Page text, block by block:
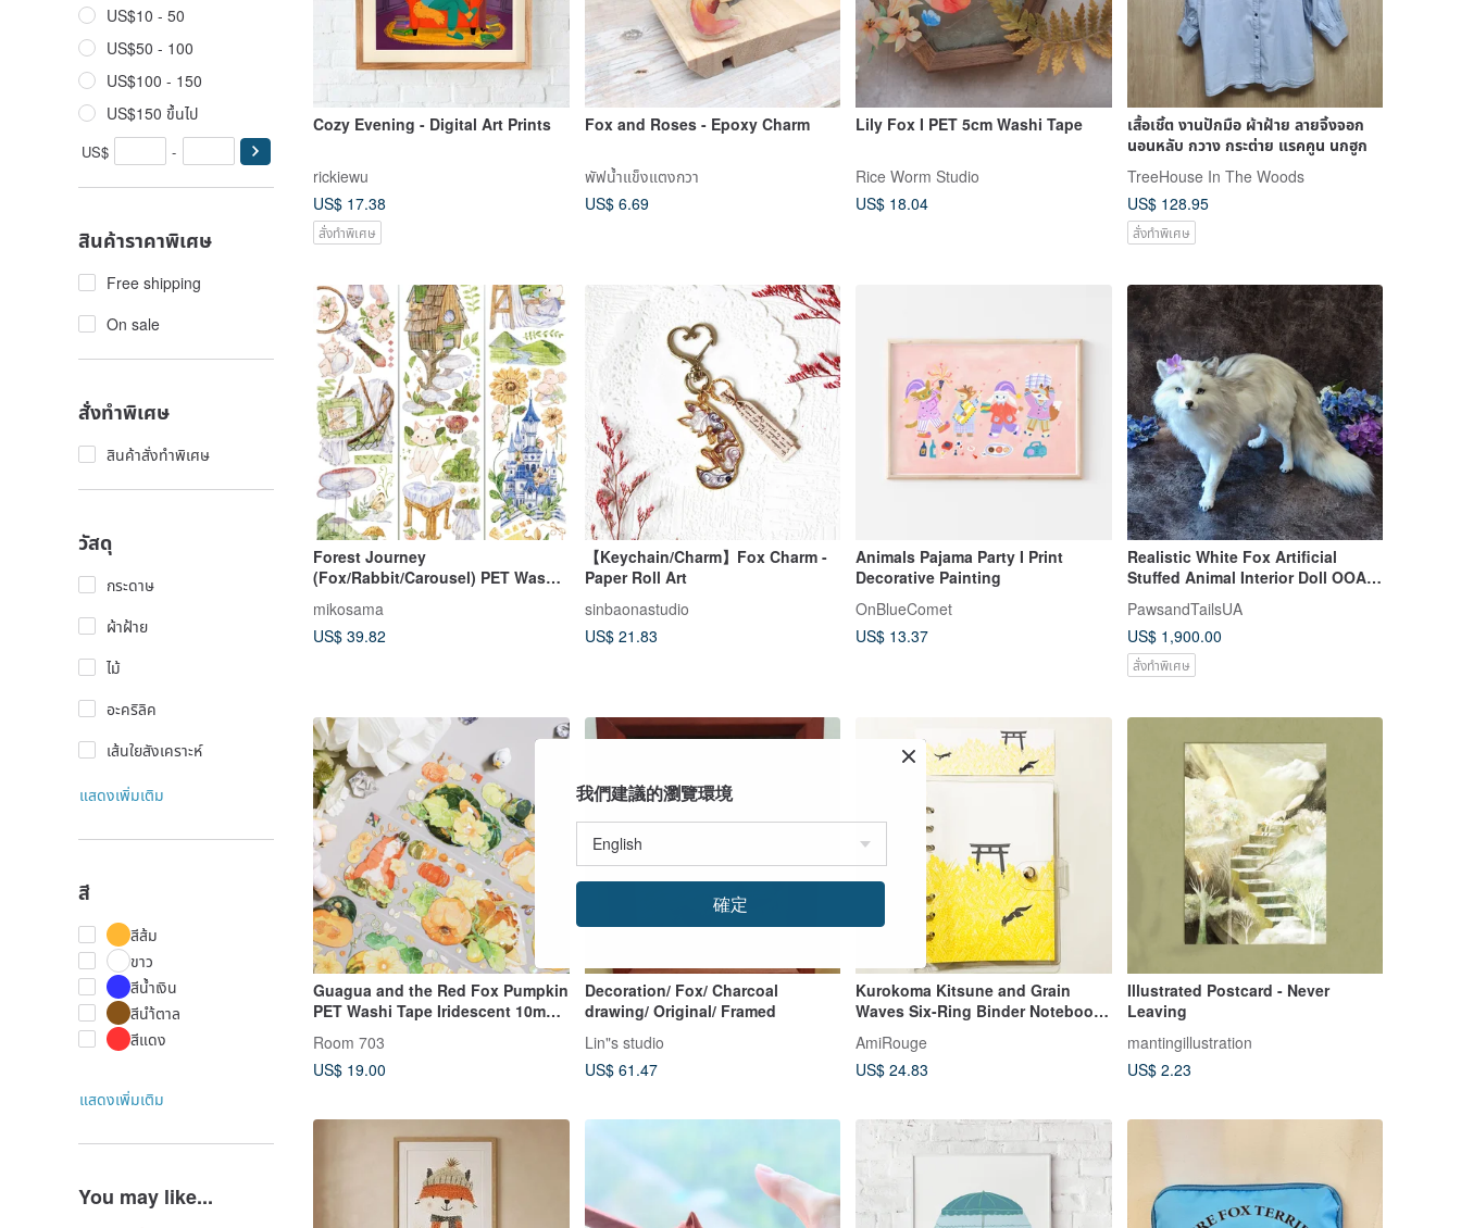
US$10 - 50
US$50 - 100
US$100 - 150
US$150 ขึ้นไป
US$ -
สินค้าราคาพิเศษ
Free shipping
On sale
สั่งทำพิเศษ
สินค้าสั่งทำพิเศษ
วัสดุ
กระดาษ
ผ้าฝ้าย
ไม้
อะคริลิค
เส้นใยสังเคราะห์
แสดงเพิ่มเติม
สี
สีส้ม
ขาว
สีน้ำเงิน
สีนำ้ตาล
สีแดง
แสดงเพิ่มเติม
You may like...
Cozy Evening - Digital Art Prints
rickiewu
US$ 17.38
สั่งทำพิเศษ
Fox and Roses - Epoxy Charm
พัฟน้ำแข็งแตงกวา
US$ 6.69
Lily Fox I PET 5cm Washi Tape
Rice Worm Studio
US$ 18.04
เสื้อเชิ้ต งานปักมือ ผ้าฝ้าย ลายจิ้งจอก
นอนหลับ กวาง กระต่าย แรคคูน นกฮูก
TreeHouse In The Woods
US$ 128.95
สั่งทำพิเศษ
Forest Journey
(Fox/Rabbit/Carousel) PET Washi
Tape with Iridescent Finish, 10m
Roll
mikosama
US$ 39.82
【Keychain/Charm】Fox Charm -
Paper Roll Art
sinbaonastudio
US$ 21.83
Animals Pajama Party I Print
Decorative Painting
OnBlueComet
US$ 13.37
Realistic White Fox Artificial
Stuffed Animal Interior Doll OOAK
Soft Toy
PawsandTailsUA
US$ 1,900.00
สั่งทำพิเศษ
Guagua and the Red Fox Pumpkin
PET Washi Tape Iridescent 10m
Room 703
US$ 19.00
Decoration/ Fox/ Charcoal
drawing/ Original/ Framed
Lin"s studio
US$ 61.47
Kurokoma Kitsune and Grain
Waves Six-Ring Binder Notebook
Bookmark Bible Clear Binder
AmiRouge
US$ 24.83
Illustrated Postcard - Never
Leaving
mantingillustration
US$ 2.23
我們建議的瀏覽環境
確定